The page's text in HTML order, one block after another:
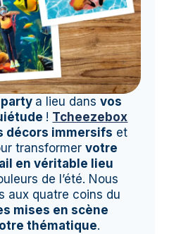
a lieu dans vos
! Tcheezebox
décors immersifs et
transformer votre
en véritable lieu
de l’été. Nous
aux quatre coins du
mises en scène
thématique.